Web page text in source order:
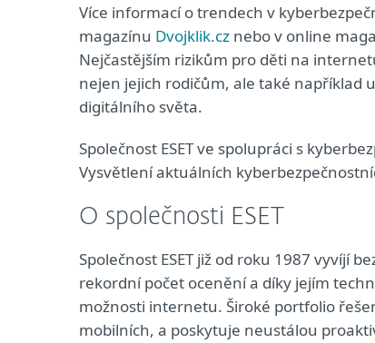
Více informací o trendech v
magazínu Dvojklik.cz nebo v online
Nejčastějším rizikům pro děti na
nejen jejich rodičům, ale také například
digitálního světa.
Společnost ESET ve spolupráci s
Vysvětlení aktuálních
O společnosti ESET
Společnost ESET již od roku 1987 vyvíjí
rekordní počet ocenění a díky jejím
možnosti internetu. Široké portfolio
mobilních, a poskytuje neustálou